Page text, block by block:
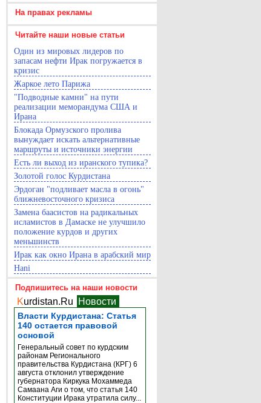
На правах рекламы
Читайте наши новые статьи
Один из мировых лидеров по
запасам нефти Ирак погружается в
кризис
Жаркое лето Парижа
"Подводные камни" на пути
реализации меморандума США и
Ирана
Блокада Ормузского пролива
вынуждает искать альтернативные
маршруты и источники энергии
Есть ли выход из иранского тупика?
Золотой голос Курдистана
Эрдоган "подливает масла в огонь"
ближневосточного кризиса
Замена баасистов на радикальных
исламистов в Дамаске не улучшило
положение курдов и других
меньшинств
Ирак как окно Ирана в арабский мир
Hani
Подпишитесь на наши новости
Kurdistan.Ru Новости
Власти Курдистана: Статья
140 остается правовой
основой
Генеральный совет по курдским
районам Регионального
правительства Курдистана (КРГ) 6
августа отклонил утверждение
губернатора Киркука Мохаммеда
Самаана Аги о том, что статья 140
Конституции Ирака утратила силу...